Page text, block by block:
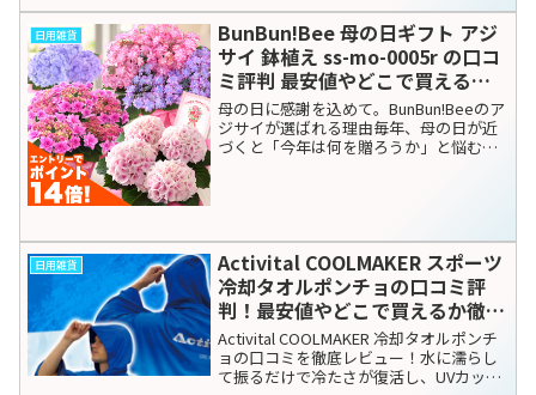
そしてお気に入りの食器。こ...
日用雑貨
母の日ギフト2026 BunBun!Bee
イベントギフトC アジサイ アレ
ンジメント 花束の口コミ評判！
最安値やどこで買えるか徹底調査
母の日の贈り物、もう決まりましたか？
感謝を伝える最高のギフト選び毎年やっ
ものは避けたい」「でも失敗...
子供の手洗いが驚くほど楽に！ウ
ォーターガイド(AQUE)の口コミ
評判と失敗しない選び方を徹底解
説
子供の手洗いを劇的に楽にする「AQUEウ
ォーターガイド」を徹底レビュー。累計5